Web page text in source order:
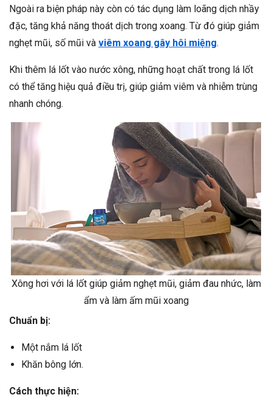
Ngoài ra biện pháp này còn có tác dụng làm loãng dịch nhầy
đặc, tăng khả năng thoát dịch trong xoang. Từ đó giúp giảm
nghẹt mũi, số mũi và viêm xoang gây hôi miệng.
Khi thêm lá lốt vào nước xông, những hoạt chất trong lá lốt
có thể tăng hiệu quả điều trị, giúp giảm viêm và nhiễm trùng
nhanh chóng.
Xông hơi với lá lốt giúp giảm nghẹt mũi, giảm đau nhức, làm
ẩm và làm ấm mũi xoang
Chuẩn bị:
Một nắm lá lốt
Khăn bông lớn.
Cách thực hiện: